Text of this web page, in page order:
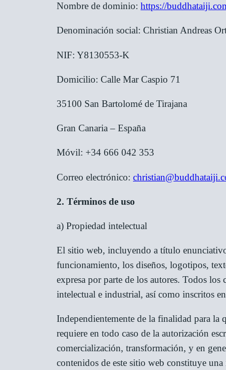
Nombre de dominio: https://
Denominación social: Christian Andreas
NIF: Y8130553-K
Domicilio: Calle Mar Caspio 71
35100 San Bartolomé de Tirajana
Gran Canaria – España
Móvil: +34 666 042 353
Correo electrónico:
2. Términos de uso
a) Propiedad intelectual
El sitio web, incluyendo a título
funcionamiento, los diseños, logotipos,
expresa por parte de los autores. Todos
intelectual e industrial, así como inscritos
Independientemente de la finalidad para
requiere en todo caso de la autorización
comercialización, transformación, y en
contenidos de este sitio web constituye